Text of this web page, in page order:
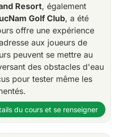
Resort, également
Nam Golf Club, a été
offre une expérience
aux joueurs de
peuvent se mettre au
des obstacles d'eau
pour tester même les
du cours et se renseigner